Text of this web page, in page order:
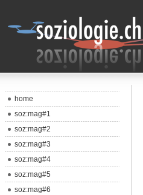
home
soz:mag#1
soz:mag#2
soz:mag#3
soz:mag#4
soz:mag#5
soz:mag#6